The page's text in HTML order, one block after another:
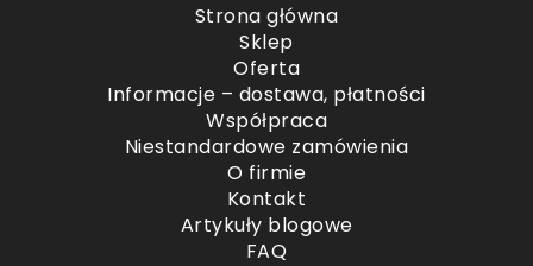
Strona główna
Sklep
Oferta
Informacje – dostawa, płatności
Współpraca
Niestandardowe zamówienia
O firmie
Kontakt
Artykuły blogowe
FAQ